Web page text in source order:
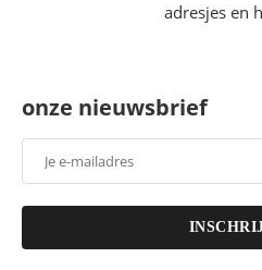
adresjes en
onze nieuwsbrief